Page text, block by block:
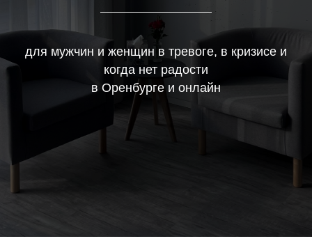
для мужчин и женщин в тревоге, в кризисе и
когда нет радости
в Оренбурге и онлайн